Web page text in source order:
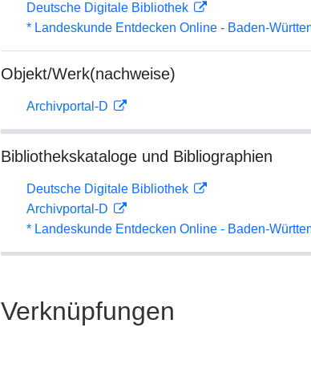
Deutsche Digitale Bibliothek
* Landeskunde Entdecken Online - Baden-
Objekt/Werk(nachweise)
Archivportal-D
Bibliothekskataloge und Bibliographien
Deutsche Digitale Bibliothek
Archivportal-D
* Landeskunde Entdecken Online - Baden-
Verknüpfungen